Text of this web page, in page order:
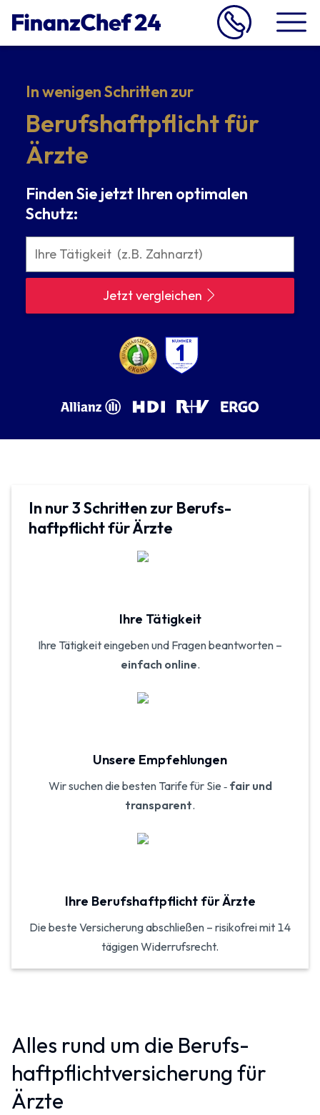
In wenigen Schritten zur
Berufshaftpflicht für
Ärzte
Finden Sie jetzt Ihren optimalen
Schutz:
Jetzt vergleichen
In nur 3 Schritten zur Berufs­
haftpflicht für Ärzte
Ihre Tätigkeit
Ihre Tätigkeit eingeben und Fragen beantworten –
einfach online.
Unsere Empfehlungen
Wir suchen die besten Tarife für Sie ‑ fair und
transparent.
Ihre Berufs­haft­pflicht für Ärzte
Die beste Versicherung abschließen – risikofrei mit 14
tägigen Widerrufsrecht.
Alles rund um die Berufs­
haftpflicht­versicherung für
Ärzte